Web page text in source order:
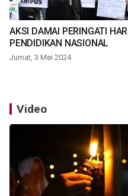
AKSI DAMAI PERINGATI HARI
PENDIDIKAN NASIONAL
Jumat, 3 Mei 2024
Video